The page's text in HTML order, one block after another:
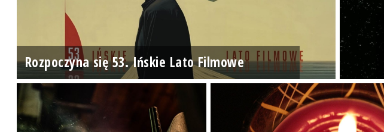
Rozpoczyna się 53. Ińskie Lato Filmowe